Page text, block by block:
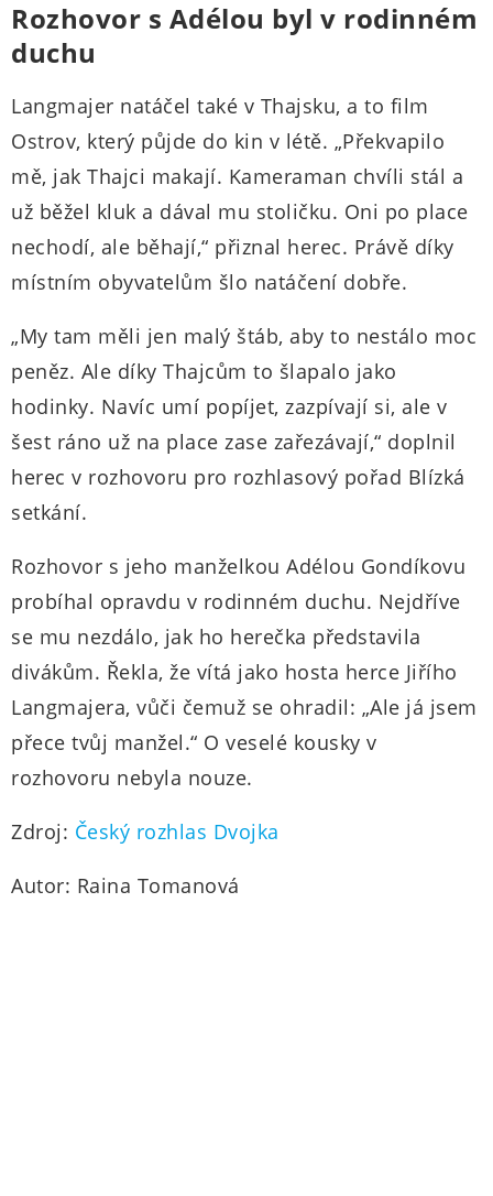
Rozhovor s Adélou byl v rodinném
duchu
Langmajer natáčel také v Thajsku, a to film
Ostrov, který půjde do kin v létě. „Překvapilo
mě, jak Thajci makají. Kameraman chvíli stál a
už běžel kluk a dával mu stoličku. Oni po place
nechodí, ale běhají,“ přiznal herec. Právě díky
místním obyvatelům šlo natáčení dobře.
„My tam měli jen malý štáb, aby to nestálo moc
peněz. Ale díky Thajcům to šlapalo jako
hodinky. Navíc umí popíjet, zazpívají si, ale v
šest ráno už na place zase zařezávají,“ doplnil
herec v rozhovoru pro rozhlasový pořad Blízká
setkání.
Rozhovor s jeho manželkou Adélou Gondíkovu
probíhal opravdu v rodinném duchu. Nejdříve
se mu nezdálo, jak ho herečka představila
divákům. Řekla, že vítá jako hosta herce Jiřího
Langmajera, vůči čemuž se ohradil: „Ale já jsem
přece tvůj manžel.“ O veselé kousky v
rozhovoru nebyla nouze.
Zdroj: Český rozhlas Dvojka
Autor: Raina Tomanová